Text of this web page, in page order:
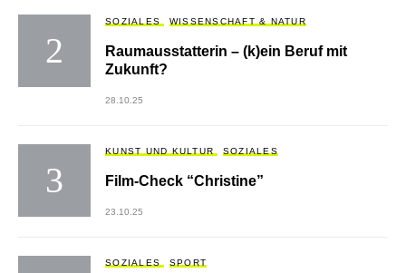
SOZIALES WISSENSCHAFT & NATUR
Raumausstatterin – (k)ein Beruf mit
Zukunft?
28.10.25
KUNST UND KULTUR SOZIALES
Film-Check “Christine”
23.10.25
SOZIALES SPORT